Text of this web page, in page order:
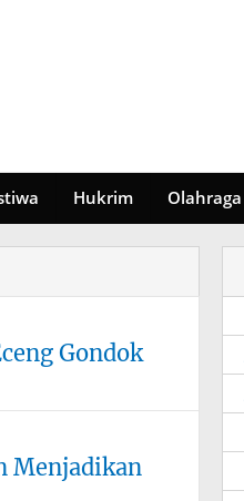
Hukrim Olahraga
Gondok
Menjadikan